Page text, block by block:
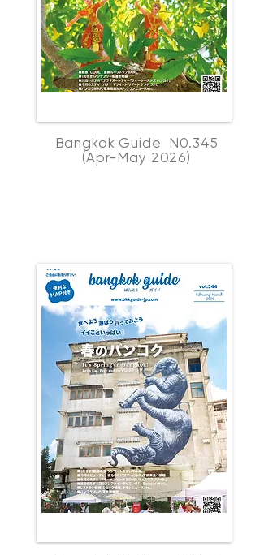
Bangkok Guide N0.345
(Apr-May 2026)